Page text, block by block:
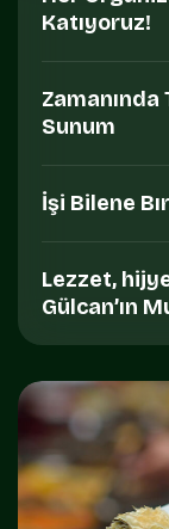
Katıyoruz!
Sunum
İşi Bilene
Lezzet,
Gülcan’ın